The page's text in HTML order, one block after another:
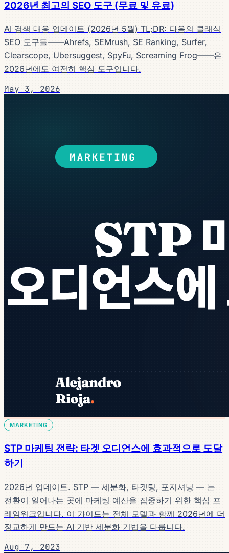
2026년 최고의 SEO 도구 (무료 및 유료)
AI 검색 대응 업데이트 (2026년 5월) TL;DR: 다음의 클래식
SEO 도구들——Ahrefs, SEMrush, SE Ranking, Surfer,
Clearscope, Ubersuggest, SpyFu, Screaming Frog——은
2026년에도 여전히 핵심 도구입니다.
May 3, 2026
MARKETING
STP 마케팅 전략: 타겟 오디언스에 효과적으로 도달
하기
2026년 업데이트. STP — 세분화, 타겟팅, 포지셔닝 — 는
전환이 일어나는 곳에 마케팅 예산을 집중하기 위한 핵심 프
레임워크입니다. 이 가이드는 전체 모델과 함께 2026년에 더
정교하게 만드는 AI 기반 세분화 기법을 다룹니다.
Aug 7, 2023